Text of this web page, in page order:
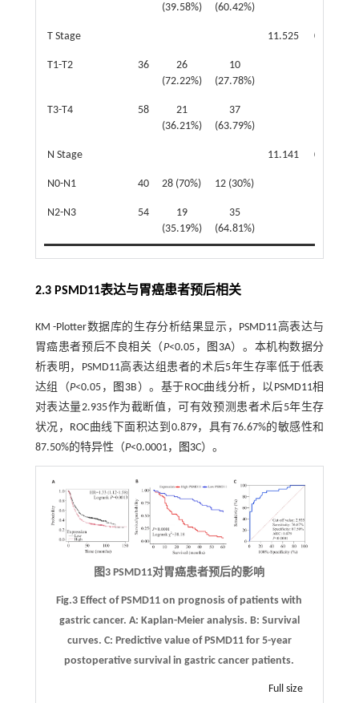
(39.58%)
(60.42%)
T Stage 11.525 0.001
T1-T2 36
26
(72.22%)
10
(27.78%)
T3-T4 58
21
(36.21%)
37
(63.79%)
N Stage 11.141 0.001
N0-N1 40 28 (70%) 12 (30%)
N2-N3 54
19
(35.19%)
35
(64.81%)
2.3 PSMD11表达与胃癌患者预后相关
KM -Plotter数据库的生存分析结果显示，PSMD11高表达与
胃癌患者预后不良相关（P<0.05， 图3A）。本机构数据分
析表明，PSMD11高表达组患者的术后5年生存率低于低表
达组（P<0.05， 图3B）。基于ROC曲线分析，以PSMD11相
对表达量2.935作为截断值，可有效预测患者术后5年生存
状况，ROC曲线下面积达到0.879，具有76.67%的敏感性和
87.50%的特异性（P<0.0001， 图3C）。
图3 PSMD11对胃癌患者预后的影响
Fig.3 Effect of PSMD11 on prognosis of patients with
gastric cancer. A: Kaplan-Meier analysis. B: Survival
curves. C: Predictive value of PSMD11 for 5-year
postoperative survival in gastric cancer patients.
Full size